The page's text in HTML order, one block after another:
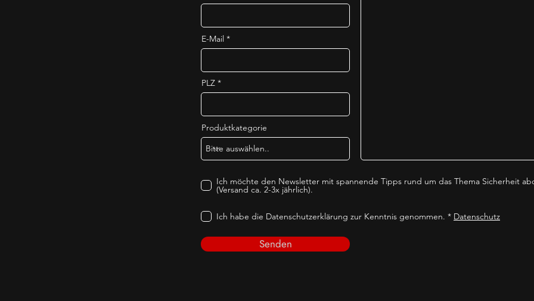
E-Mail
PLZ
Produktkategorie
Ich möchte den Newsletter mit spannende Tipps rund um das Thema Sicherheit
(Versand ca. 2-3x jährlich).
Ich habe die Datenschutzerklärung zur Kenntnis genommen. * Datenschutz
Senden